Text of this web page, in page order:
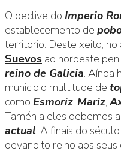
O declive do Imperio
establecemento de
territorio. Deste xeito, no
Suevos ao noroeste
reino de Galicia. Aínda
municipio multitude de
como Esmoriz, Mariz,
Tamén a eles debemos a
actual. A finais do
devandito reino aos